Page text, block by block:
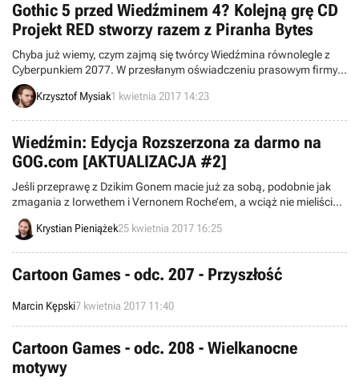
Gothic 5 przed Wiedźminem 4? Kolejną grę CD
Projekt RED stworzy razem z Piranha Bytes
Chyba już wiemy, czym zajmą się twórcy Wiedźmina równolegle z
Cyberpunkiem 2077. W przesłanym oświadczeniu prasowym firmy
CD Projekt RED i Piranha Bytes ogłosiły, że podejmą współpracę przy
produkcji nowej gry. Nie zdradzono szczegółów projektu, ale
Krzysztof Mysiak1 kwietnia 2017 14:23
Wiedźmin: Edycja Rozszerzona za darmo na
GOG.com [AKTUALIZACJA #2]
Jeśli przeprawę z Dzikim Gonem macie już za sobą, podobnie jak
zmagania z Iorwethem i Vernonem Roche’em, a wciąż nie mieliście
okazji zobaczyć, jak właściwie to wszystko się zaczęło, mamy dla
Was dobrą wiadomość. Wiedźmin: Edycja Rozszerzona jest
Krystian Pieniążek25 kwietnia 2017 16:25
Cartoon Games - odc. 207 - Przyszłość
Marcin Kępski7 kwietnia 2017 11:40
Cartoon Games - odc. 208 - Wielkanocne
motywy